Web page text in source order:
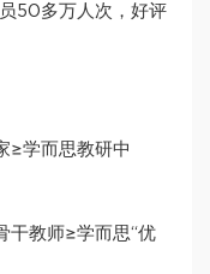
50多万人次，好评
≥学而思教研中
干教师≥学而思“优